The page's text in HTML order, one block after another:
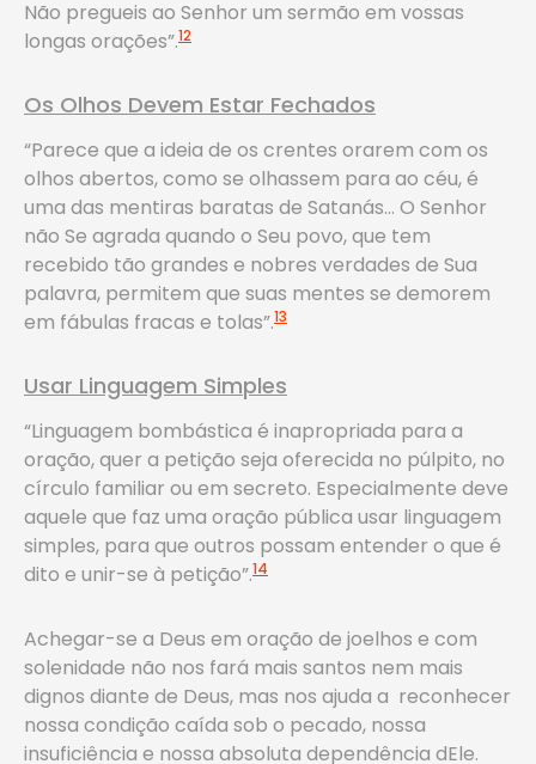
Não pregueis ao Senhor um sermão em vossas
longas orações”.12
Os Olhos Devem Estar Fechados
“Parece que a ideia de os crentes orarem com os
olhos abertos, como se olhassem para ao céu, é
uma das mentiras baratas de Satanás… O Senhor
não Se agrada quando o Seu povo, que tem
recebido tão grandes e nobres verdades de Sua
palavra, permitem que suas mentes se demorem
em fábulas fracas e tolas”.13
Usar Linguagem Simples
“Linguagem bombástica é inapropriada para a
oração, quer a petição seja oferecida no púlpito, no
círculo familiar ou em secreto. Especialmente deve
aquele que faz uma oração pública usar linguagem
simples, para que outros possam entender o que é
dito e unir-se à petição”.14
Achegar-se a Deus em oração de joelhos e com
solenidade não nos fará mais santos nem mais
dignos diante de Deus, mas nos ajuda a reconhecer
nossa condição caída sob o pecado, nossa
insuficiência e nossa absoluta dependência dEle.